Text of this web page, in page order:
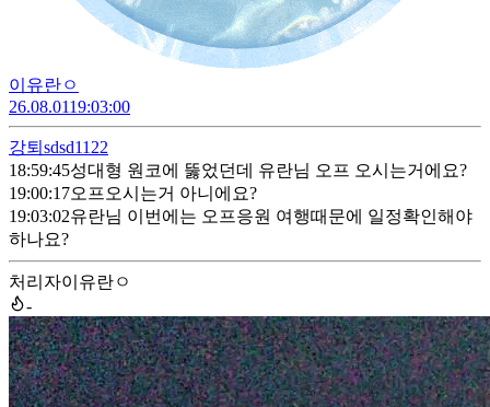
이유란ㅇ
26.08.0119:03:00
강퇴 sdsd1122
18:59:45성대형 원코에 뚫었던데 유란님 오프 오시는거에요?
19:00:17오프오시는거 아니에요?
19:03:02유란님 이번에는 오프응원 여행때문에 일정확인해야
하나요?
처리자이유란ㅇ
-